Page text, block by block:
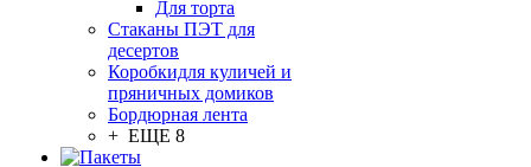
Для торта
Стаканы ПЭТ для
десертов
Коробкидля куличей и
пряничных домиков
Бордюрная лента
+ ЕЩЕ 8